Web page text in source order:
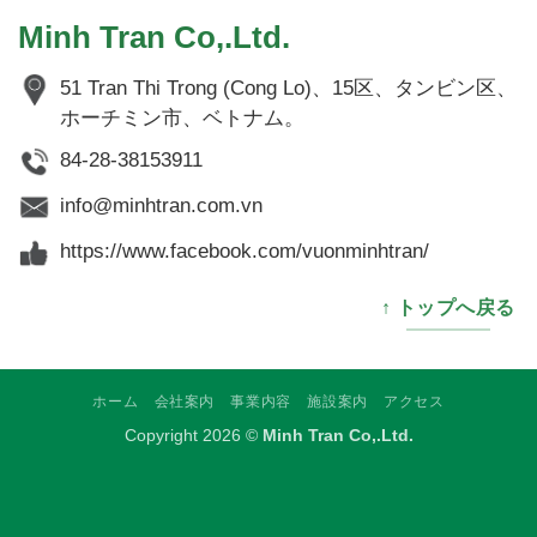
Minh Tran Co,.Ltd.
51 Tran Thi Trong (Cong Lo)、15区、タンビン区、
ホーチミン市、ベトナム。
84-28-38153911
info@minhtran.com.vn
https://www.facebook.com/vuonminhtran/
↑ トップへ戻る
ホーム 会社案内 事業内容 施設案内 アクセス
Copyright 2026 © Minh Tran Co,.Ltd.